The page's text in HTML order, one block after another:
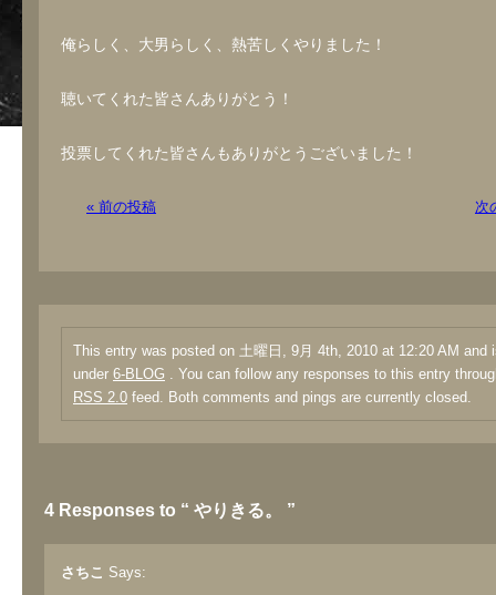
俺らしく、大男らしく、熱苦しくやりました！
聴いてくれた皆さんありがとう！
投票してくれた皆さんもありがとうございました！
« 前の投稿 次
This entry was posted on 土曜日, 9月 4th, 2010 at 12:20 AM and
under 6-BLOG . You can follow any responses to this entry
RSS 2.0 feed. Both comments and pings are currently closed.
4 Responses to “ やりきる。 ”
さちこ Says: